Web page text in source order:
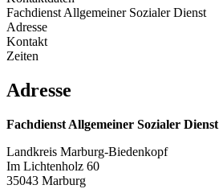
Fachdienst Allgemeiner Sozialer Dienst
Adresse
Kontakt
Zeiten
Adresse
Fachdienst Allgemeiner Sozialer Dienst
Landkreis Marburg-Biedenkopf
Im Lichtenholz 60
35043 Marburg